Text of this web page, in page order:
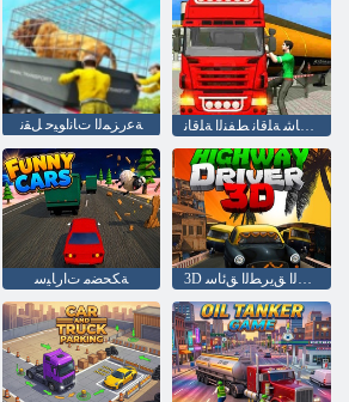
ﺔﻋﺭﺰﻤﻟﺍ ﺕﺎﻧﺍﻮﻴﺣ ﻞﻘﻧ ﺓﺎﻛﺎﺤﻣ ﺔﻨﺣﺎﺷ ﺔﻠﻗﺎﻧ ﻂﻔﻨﻟﺍ ﺔﻠﻗﺎﻧ
ﺔﻜﺤﻀﻣ ﺕﺍﺭﺎﻴﺳ 3D ﻊﻳﺮﺴﻟﺍ ﻖﻳﺮﻄﻟﺍ ﻖﺋﺎﺳ